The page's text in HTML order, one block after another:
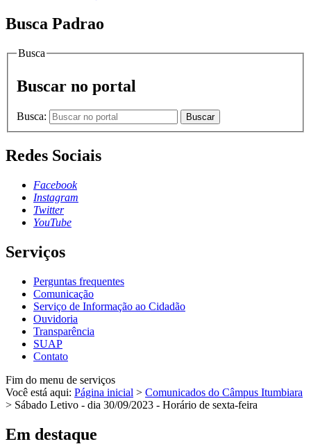
Busca Padrao
Busca
Buscar no portal
Busca: Buscar
Redes Sociais
Facebook
Instagram
Twitter
YouTube
Serviços
Perguntas frequentes
Comunicação
Serviço de Informação ao Cidadão
Ouvidoria
Transparência
SUAP
Contato
Fim do menu de serviços
Você está aqui: Página inicial > Comunicados do Câmpus Itumbiara
> Sábado Letivo - dia 30/09/2023 - Horário de sexta-feira
Em destaque